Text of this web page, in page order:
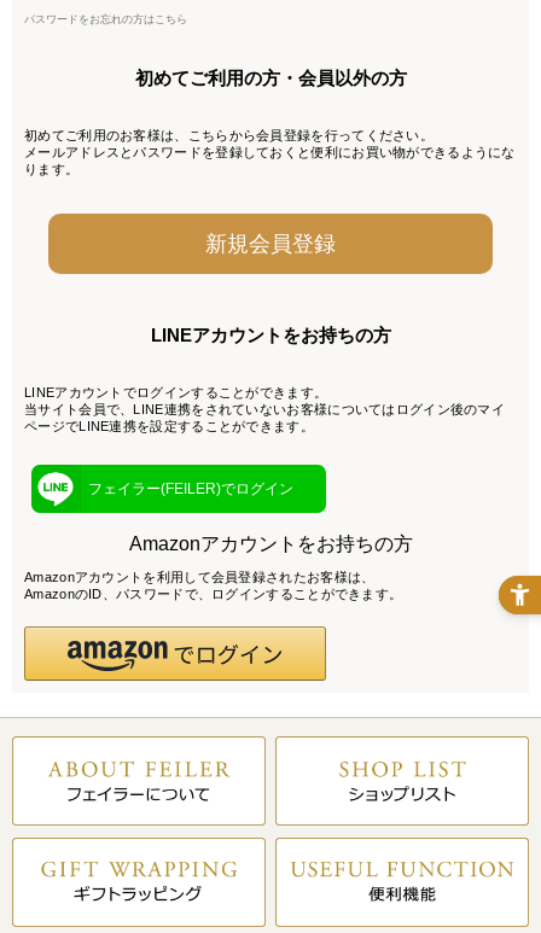
パスワードをお忘れの方はこちら
初めてご利用の方・会員以外の方
初めてご利用のお客様は、こちらから会員登録を行ってください。
メールアドレスとパスワードを登録しておくと便利にお買い物ができるようにな
ります。
LINEアカウントをお持ちの方
LINEアカウントでログインすることができます。
当サイト会員で、LINE連携をされていないお客様についてはログイン後のマイ
ページでLINE連携を設定することができます。
フェイラー(FEILER)でログイン
Amazonアカウントをお持ちの方
Amazonアカウントを利用して会員登録されたお客様は、
AmazonのID、パスワードで、ログインすることができます。